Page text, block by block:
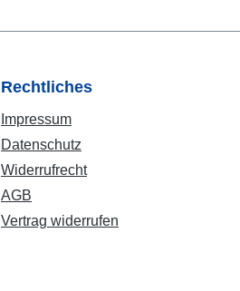
Rechtliches
Impressum
Datenschutz
Widerrufrecht
AGB
Vertrag widerrufen